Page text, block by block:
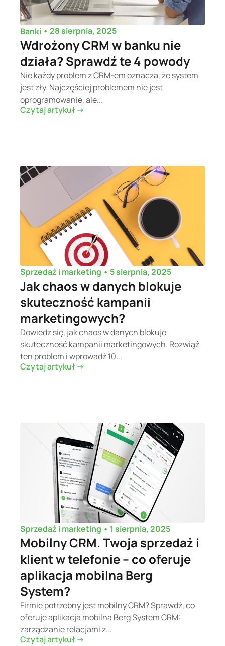
Banki • 28 sierpnia, 2025
Wdrożony CRM w banku nie
działa? Sprawdź te 4 powody
Nie każdy problem z CRM-em oznacza, że system
jest zły. Najczęściej problemem nie jest
oprogramowanie, ale...
Czytaj artykuł ->
Sprzedaż i marketing • 5 sierpnia, 2025
Jak chaos w danych blokuje
skuteczność kampanii
marketingowych?
Dowiedz się, jak chaos w danych blokuje
skuteczność kampanii marketingowych. Rozwiąż
ten problem i wprowadź 10...
Czytaj artykuł ->
Sprzedaż i marketing • 1 sierpnia, 2025
Mobilny CRM. Twoja sprzedaż i
klient w telefonie – co oferuje
aplikacja mobilna Berg
System?
Firmie potrzebny jest mobilny CRM? Sprawdź, co
oferuje aplikacja mobilna Berg System CRM:
zarządzanie relacjami z...
Czytaj artykuł ->